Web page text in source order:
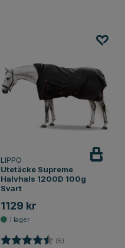
LIPPO
Utetäcke Supreme
Halvhals 1200D 100g
Svart
1129 kr
Betyg: (5)